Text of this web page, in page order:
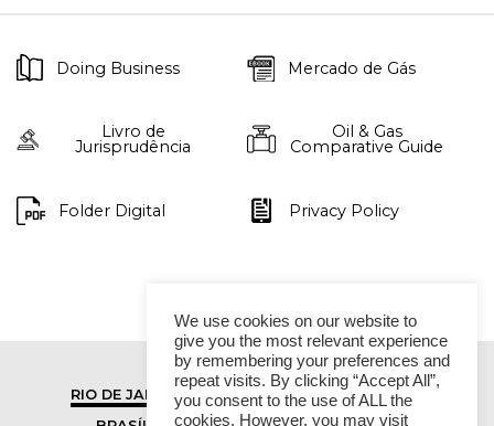
Doing Business Mercado de Gás
Livro de
Jurisprudência
Oil & Gas
Comparative Guide
Folder Digital Privacy Policy
RIO DE JANEIRO
SÃO PAULO
We use cookies on our website to
give you the most relevant experience
by remembering your preferences and
repeat visits. By clicking “Accept All”,
you consent to the use of ALL the
cookies. However, you may visit